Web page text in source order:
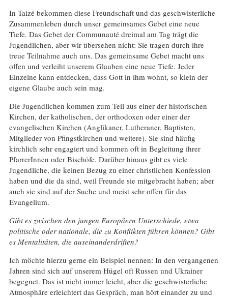
In Taizé bekommen diese Freundschaft und das geschwisterliche
Zusammenleben durch unser gemeinsames Gebet eine neue
Tiefe. Das Gebet der Communauté dreimal am Tag trägt die
Jugendlichen, aber wir übersehen nicht: Sie tragen durch ihre
treue Teilnahme auch uns. Das gemeinsame Gebet macht uns
offen und verleiht unserem Glauben eine neue Tiefe. Jeder
Einzelne kann entdecken, dass Gott in ihm wohnt, so klein der
eigene Glaube auch sein mag.
Die Jugendlichen kommen zum Teil aus einer der historischen
Kirchen, der katholischen, der orthodoxen oder einer der
evangelischen Kirchen (Anglikaner, Lutheraner, Baptisten,
Mitglieder von Pfingstkirchen und weitere). Sie sind häufig
kirchlich sehr engagiert und kommen oft in Begleitung ihrer
PfarrerInnen oder Bischöfe. Darüber hinaus gibt es viele
Jugendliche, die keinen Bezug zu einer christlichen Konfession
haben und die da sind, weil Freunde sie mitgebracht haben; aber
auch sie sind auf der Suche und meist sehr offen für das
Evangelium.
Gibt es zwischen den jungen Europäern Unterschiede, etwa
politische oder nationale, die zu Konflikten führen können? Gibt
es Mentalitäten, die auseinanderdriften?
Ich möchte hierzu gerne ein Beispiel nennen: In den vergangenen
Jahren sind sich auf unserem Hügel oft Russen und Ukrainer
begegnet. Das ist nicht immer leicht, aber die geschwisterliche
Atmosphäre erleichtert das Gespräch, man hört einander zu und